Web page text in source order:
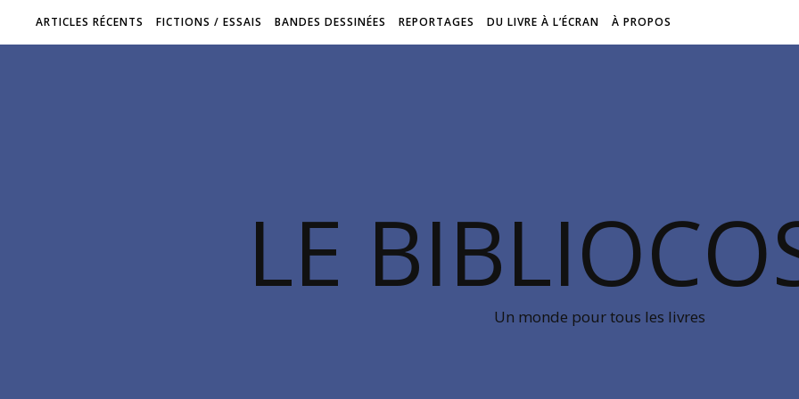
ARTICLES RÉCENTS FICTIONS / ESSAIS BANDES DESSINÉES REPORTAGES DU LIVRE À L’ÉCRAN À PROPOS
LE
Un monde pour tous les livres